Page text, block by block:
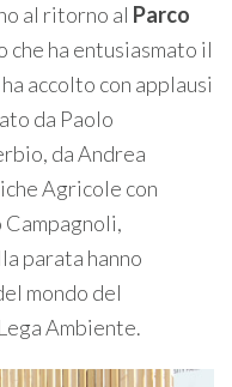
al ritorno al Parco
che ha entusiasmato il
accolto con applausi
da Paolo
da Andrea
Agricole con
parata hanno
mondo del
Ambiente.